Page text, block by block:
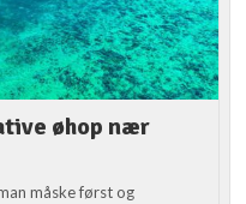
øhop nær
måske først og